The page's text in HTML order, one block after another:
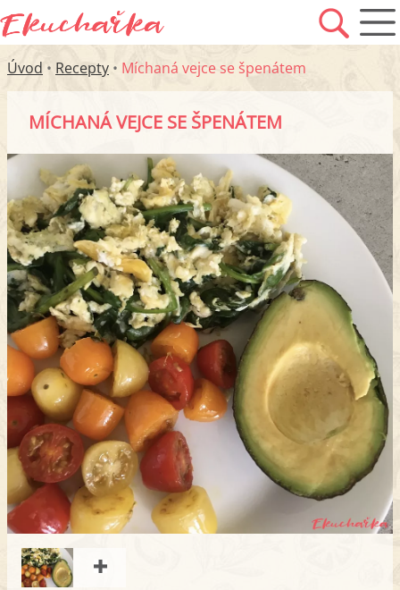
Úvod • Recepty • Míchaná vejce se špenátem
MÍCHANÁ VEJCE SE ŠPENÁTEM